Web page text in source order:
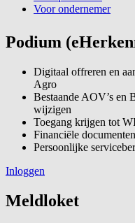
Voor ondernemer
Podium
Digitaal offreren en
Agro
Bestaande AOV’s
wijzigen
Toegang krijgen tot
Financiële
Persoonlijke
Inloggen
Meldloket